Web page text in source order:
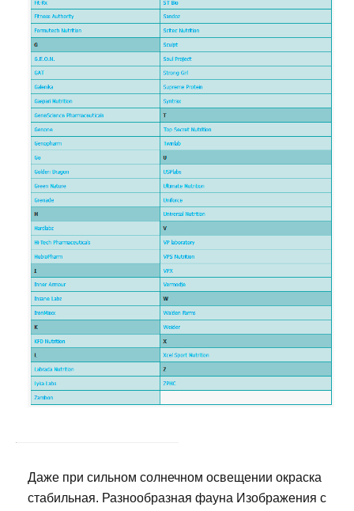
Даже при сильном солнечном освещении окраска
стабильная. Разнообразная фауна Изображения с